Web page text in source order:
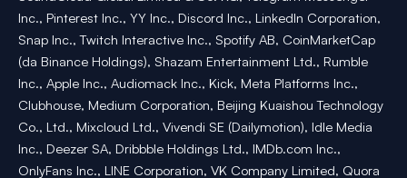
Inc., Pinterest Inc., YY Inc., Discord Inc., LinkedIn Corporation,
Snap Inc., Twitch Interactive Inc., Spotify AB, CoinMarketCap
(da Binance Holdings), Shazam Entertainment Ltd., Rumble
Inc., Apple Inc., Audiomack Inc., Kick, Meta Platforms Inc.,
Clubhouse, Medium Corporation, Beijing Kuaishou Technology
Co., Ltd., Mixcloud Ltd., Vivendi SE (Dailymotion), Idle Media
Inc., Deezer SA, Dribbble Holdings Ltd., IMDb.com Inc.,
OnlyFans Inc., LINE Corporation, VK Company Limited, Quora